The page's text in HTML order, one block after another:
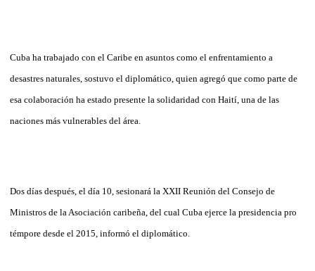
Cuba ha trabajado con el Caribe en asuntos como el enfrentamiento a
desastres naturales, sostuvo el diplomático, quien agregó que como parte de
esa colaboración ha estado presente la solidaridad con Haití, una de las
naciones más vulnerables del área.
Dos días después, el día 10, sesionará la XXII Reunión del Consejo de
Ministros de la Asociación caribeña, del cual Cuba ejerce la presidencia pro
témpore desde el 2015, informó el diplomático.